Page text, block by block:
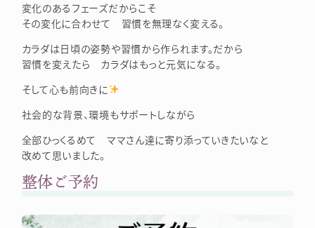
変化のあるフェーズだからこそ
その変化に合わせて 習慣を無理なく変える。
カラダは日頃の姿勢や習慣から作られます。だから
習慣を変えたら カラダはもっと元気になる。
そして心も前向きに
社会的な背景、環境もサポートしながら
全部ひっくるめて ママさん達に寄り添っていきたいなと
改めて思いました。
整体ご予約